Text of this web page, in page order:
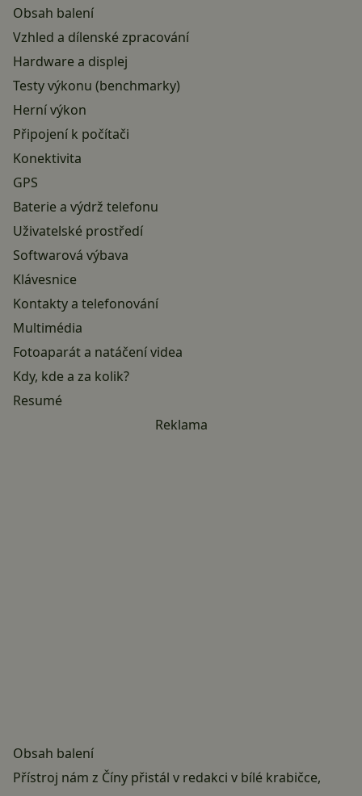
Obsah balení
Vzhled a dílenské zpracování
Hardware a displej
Testy výkonu (benchmarky)
Herní výkon
Připojení k počítači
Konektivita
GPS
Baterie a výdrž telefonu
Uživatelské prostředí
Softwarová výbava
Klávesnice
Kontakty a telefonování
Multimédia
Fotoaparát a natáčení videa
Kdy, kde a za kolik?
Resumé
Reklama
Obsah balení
Přístroj nám z Číny přistál v redakci v bílé krabičce,